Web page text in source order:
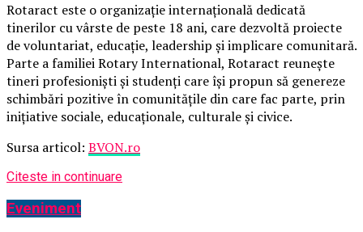
Rotaract este o organizație internațională dedicată
tinerilor cu vârste de peste 18 ani, care dezvoltă proiecte
de voluntariat, educație, leadership și implicare comunitară.
Parte a familiei Rotary International, Rotaract reunește
tineri profesioniști și studenți care își propun să genereze
schimbări pozitive în comunitățile din care fac parte, prin
inițiative sociale, educaționale, culturale și civice.
Sursa articol: BVON.ro
Citeste in continuare
Eveniment